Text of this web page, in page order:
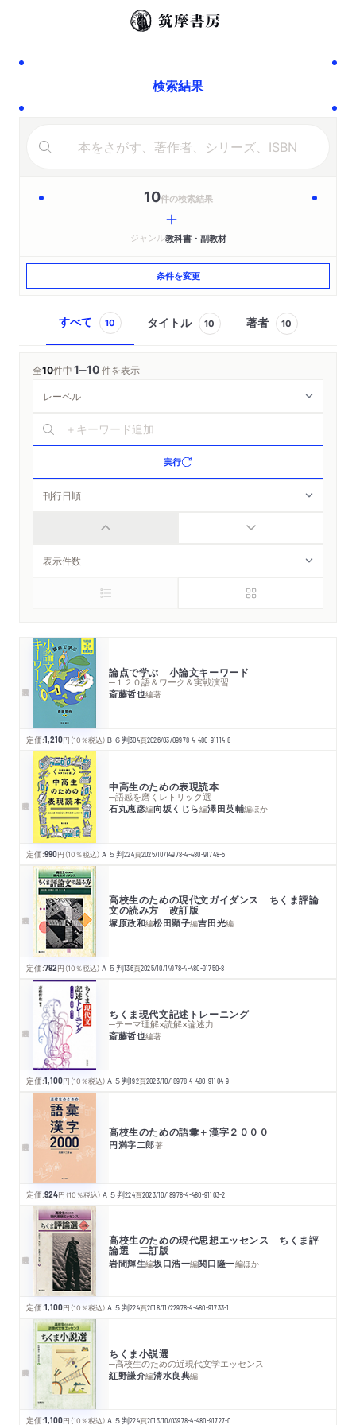
検索結果
10件の検索結果
ジャンル教科書・副教材
条件を変更
すべて 10 タイトル 10 著者 10
全10件中1─10件を表示
実行
論点で学ぶ 小論文キーワード
─１２０語＆ワーク＆実戦演習
斎藤哲也編著
定価:1,210円 （10％税込） Ｂ６判304頁2026/03/09978-4-480-91114-8
中高生のための表現読本
─語感を磨くレトリック選
石丸恵彦編向坂くじら編澤田英輔編ほか
定価:990円 （10％税込） Ａ５判224頁2025/10/14978-4-480-91748-5
高校生のための現代文ガイダンス ちくま評論
文の読み方 改訂版
塚原政和編松田顕子編吉田光編
定価:792円 （10％税込） Ａ５判136頁2025/10/14978-4-480-91750-8
ちくま現代文記述トレーニング
─テーマ理解×読解×論述力
斎藤哲也編著
定価:1,100円 （10％税込） Ａ５判192頁2023/10/18978-4-480-91104-9
高校生のための語彙＋漢字２０００
円満字二郎著
定価:924円 （10％税込） Ａ５判224頁2023/10/18978-4-480-91103-2
高校生のための現代思想エッセンス ちくま評
論選 二訂版
岩間輝生編坂口浩一編関口隆一編ほか
定価:1,100円 （10％税込） Ａ５判224頁2018/11/22978-4-480-91733-1
ちくま小説選
─高校生のための近現代文学エッセンス
紅野謙介編清水良典編
定価:1,100円 （10％税込） Ａ５判224頁2013/10/03978-4-480-91727-0